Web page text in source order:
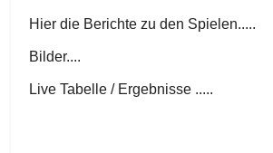
Hier die Berichte zu den Spielen.....
Bilder....
Live Tabelle / Ergebnisse .....